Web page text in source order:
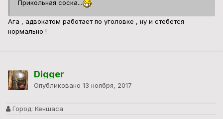
Прикольная соска...
Ага , адвокатом работает по уголовке , ну и стебется
нормально !
Digger
Опубликовано 13 ноября, 2017
Город: Кеншаса